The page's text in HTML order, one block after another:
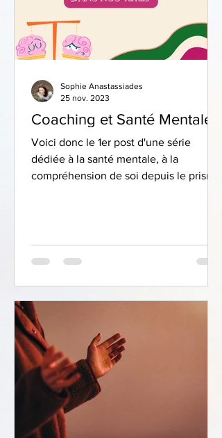
Coaching et Santé Mentale
Voici donc le 1er post d'une série
dédiée à la santé mentale, à la
compréhension de soi depuis le prisme
Sophie Anastassiades
25 nov. 2023